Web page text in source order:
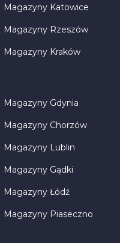
Magazyny Katowice
Magazyny Rzeszów
Magazyny Kraków
Magazyny Gdynia
Magazyny Chorzów
Magazyny Lublin
Magazyny Gądki
Magazyny Łódź
Magazyny Piaseczno